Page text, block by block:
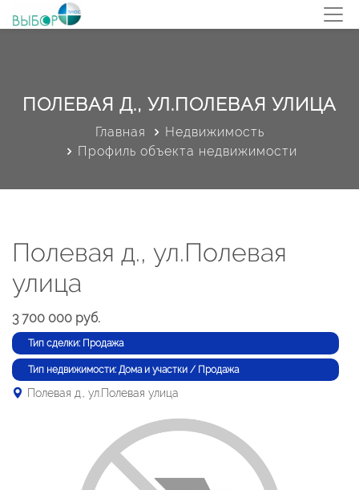
ПОЛЕВАЯ Д., УЛ.ПОЛЕВАЯ УЛИЦА
Главная
Недвижимость
Профиль объекта недвижимости
Полевая д., ул.Полевая
улица
3 700 000 руб.
Тип сделки: Продажа
Тип недвижимости: Дома и участки / Продажа
Полевая д., ул.Полевая улица